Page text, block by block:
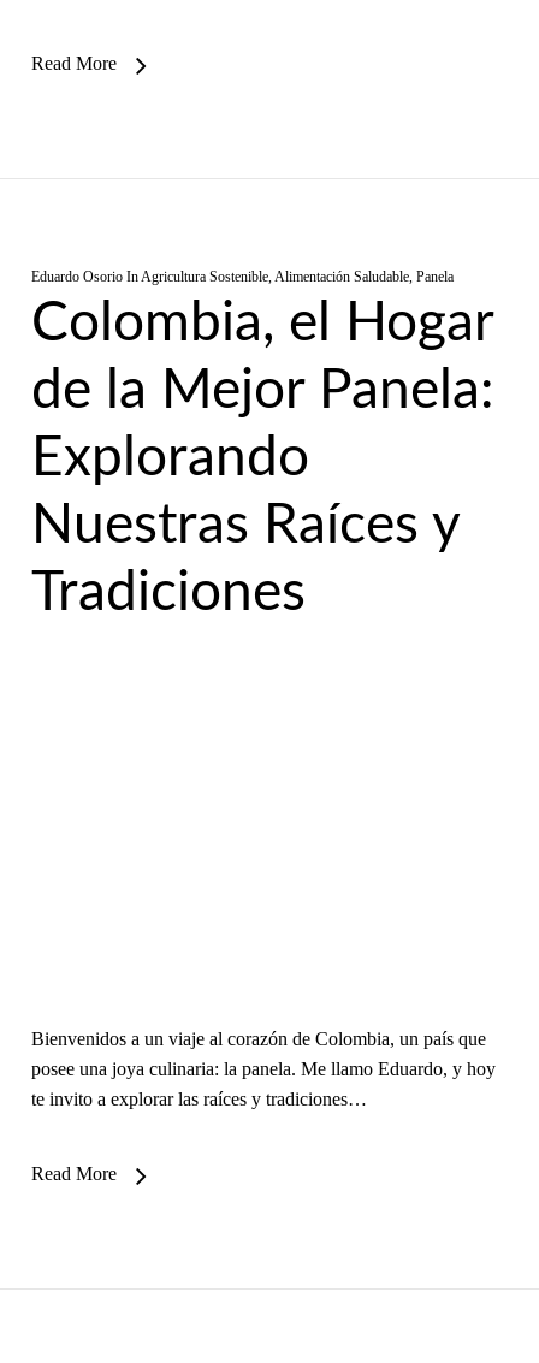
Read More
Eduardo Osorio InAgricultura Sostenible,Alimentación Saludable, Panela
Colombia, el Hogar
de la Mejor Panela:
Explorando
Nuestras Raíces y
Tradiciones
Bienvenidos a un viaje al corazón de Colombia, un país que
posee una joya culinaria: la panela. Me llamo Eduardo, y hoy
te invito a explorar las raíces y tradiciones…
Read More